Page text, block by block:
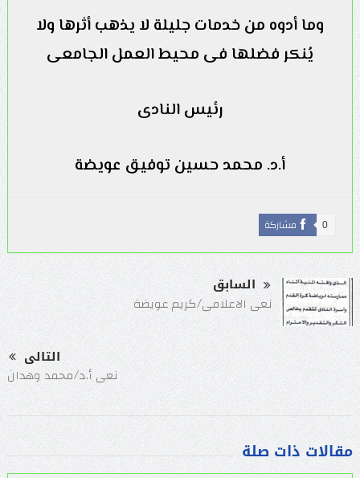
وما أدوه من خدمات جليلة لا يذهب أثرها ولا
يُنكر فضلها فى محيط العمل الجامعى
رئيس النادى
أ.د. محمد حسين توفيق عويضة
مشاركة 0
السابق
نعى الاعلامى/كريم عويضة
التالى
نعى أ.د/محمد وهدان
مقالات ذات صلة